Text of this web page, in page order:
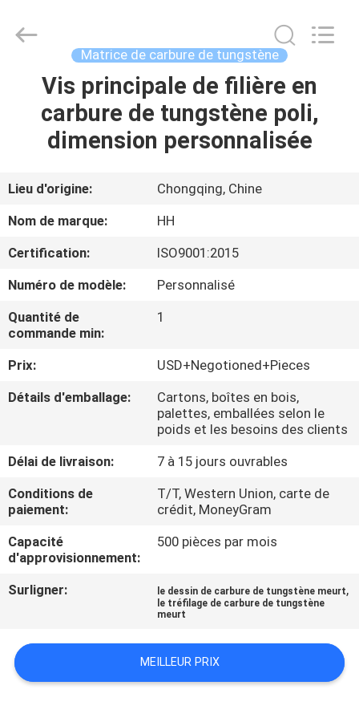
MAISON
PRODUITS
VIDÉOS
SUJET
DE
NOUS
VISITE
D'USINE
CONTRÔLE
QUALITÉ
CONTACTEZ-
NOUS
DEMANDEZ
Precision
Matrice de carbure de tungstène
Vis principale de filière en
carbure de tungstène poli,
dimension personnalisée
Lieu d'origine:
Chongqing, Chine
Nom de marque:
HH
Certification:
ISO9001:2015
Numéro de modèle:
Personnalisé
Quantité de
commande min:
1
Prix:
USD+Negotioned+Pieces
Détails d'emballage:
Cartons, boîtes en bois,
palettes, emballées selon le
poids et les besoins des clients
Délai de livraison:
7 à 15 jours ouvrables
Conditions de
paiement:
T/T, Western Union, carte de
crédit, MoneyGram
Capacité
d'approvisionnement:
500 pièces par mois
Surligner: le dessin de carbure de tungstène meurt,
le tréfilage de carbure de tungstène
meurt
MEILLEUR PRIX